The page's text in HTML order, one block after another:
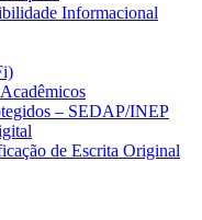
Informacional
– SEDAP/INEP
de Escrita Original